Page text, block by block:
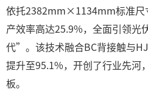
依托2382mm×1134mm标准尺
产效率高达25.9%，全面引领
代”。该技术融合BC背接触与
提升至95.1%，开创了行业先河
板。